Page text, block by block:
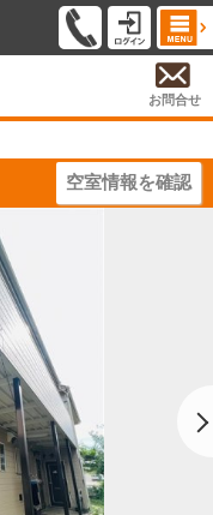
お問合せ
空室情報を確認